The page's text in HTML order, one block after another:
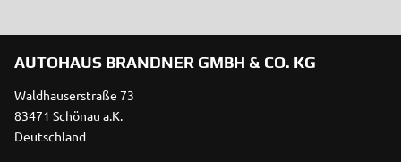
AUTOHAUS BRANDNER GMBH & CO. KG
Waldhauserstraße 73
83471 Schönau a.K.
Deutschland